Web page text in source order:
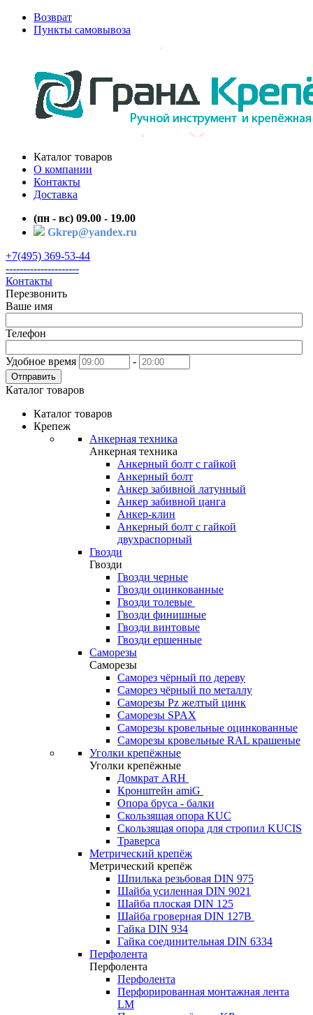
Возврат
Пункты самовывоза
Каталог товаров
О компании
Контакты
Доставка
(пн - вс) 09.00 - 19.00
Gkrep@yandex.ru
+7(495) 369-53-44
---------------------
Контакты
Перезвонить
Ваше имя
Телефон
Удобное время -
Отправить
Каталог товаров
Каталог товаров
Крепеж
Анкерная техника
Анкерная техника
Анкерный болт с гайкой
Анкерный болт
Анкер забивной латунный
Анкер забивной цанга
Анкер-клин
Анкерный болт с гайкой
двухраспорный
Гвозди
Гвозди
Гвозди черные
Гвозди оцинкованные
Гвозди толевые
Гвозди финишные
Гвозди винтовые
Гвозди ершенные
Саморезы
Саморезы
Саморез чёрный по дереву
Саморез чёрный по металлу
Саморезы Pz желтый цинк
Саморезы SPAX
Саморезы кровельные оцинкованные
Саморезы кровельные RAL крашеные
Уголки крепёжные
Уголки крепёжные
Домкрат ARH
Кронштейн amiG
Опора бруса - балки
Скользящая опора KUC
Скользящая опора для стропил KUCIS
Траверса
Метрический крепёж
Метрический крепёж
Шпилька резьбовая DIN 975
Шайба усиленная DIN 9021
Шайба плоская DIN 125
Шайба гроверная DIN 127B
Гайка DIN 934
Гайка соединительная DIN 6334
Перфолента
Перфолента
Перфолента
Перфорированная монтажная лента
LM